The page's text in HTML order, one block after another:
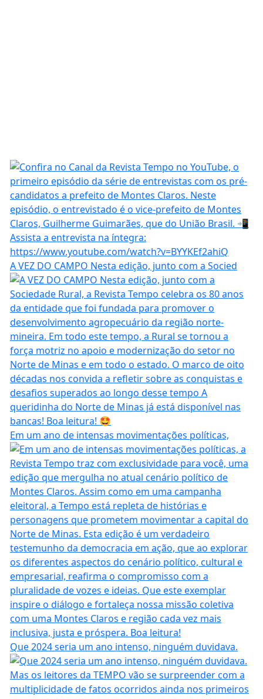
A VEZ DO CAMPO Nesta edição, junto com a Socied
Em um ano de intensas movimentações políticas,
Que 2024 seria um ano intenso, ninguém duvidava.